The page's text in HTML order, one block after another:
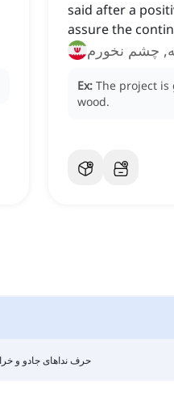
said after a
assure the
چشم نخورم
Ex: The project is
wood.
حرف نداهای جادو و